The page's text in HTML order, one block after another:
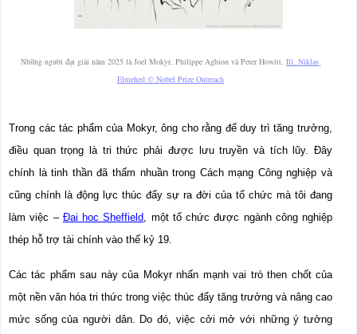
Những người đạt giải năm 2025 là Joel Mokyr, Philippe Aghion và Peter Howitt. Ill. Niklas
Elmehed © Nobel Prize Outreach
Trong các tác phẩm của Mokyr, ông cho rằng để duy trì tăng trưởng,
điều quan trọng là tri thức phải được lưu truyền và tích lũy. Đây
chính là tinh thần đã thấm nhuần trong Cách mạng Công nghiệp và
cũng chính là động lực thúc đẩy sự ra đời của tổ chức mà tôi đang
làm việc – Đại học Sheffield , một tổ chức được ngành công nghiệp
thép hỗ trợ tài chính vào thế kỷ 19.
Các tác phẩm sau này của Mokyr nhấn mạnh vai trò then chốt của
một nền văn hóa tri thức trong việc thúc đẩy tăng trưởng và nâng cao
mức sống của người dân. Do đó, việc cởi mở với những ý tưởng